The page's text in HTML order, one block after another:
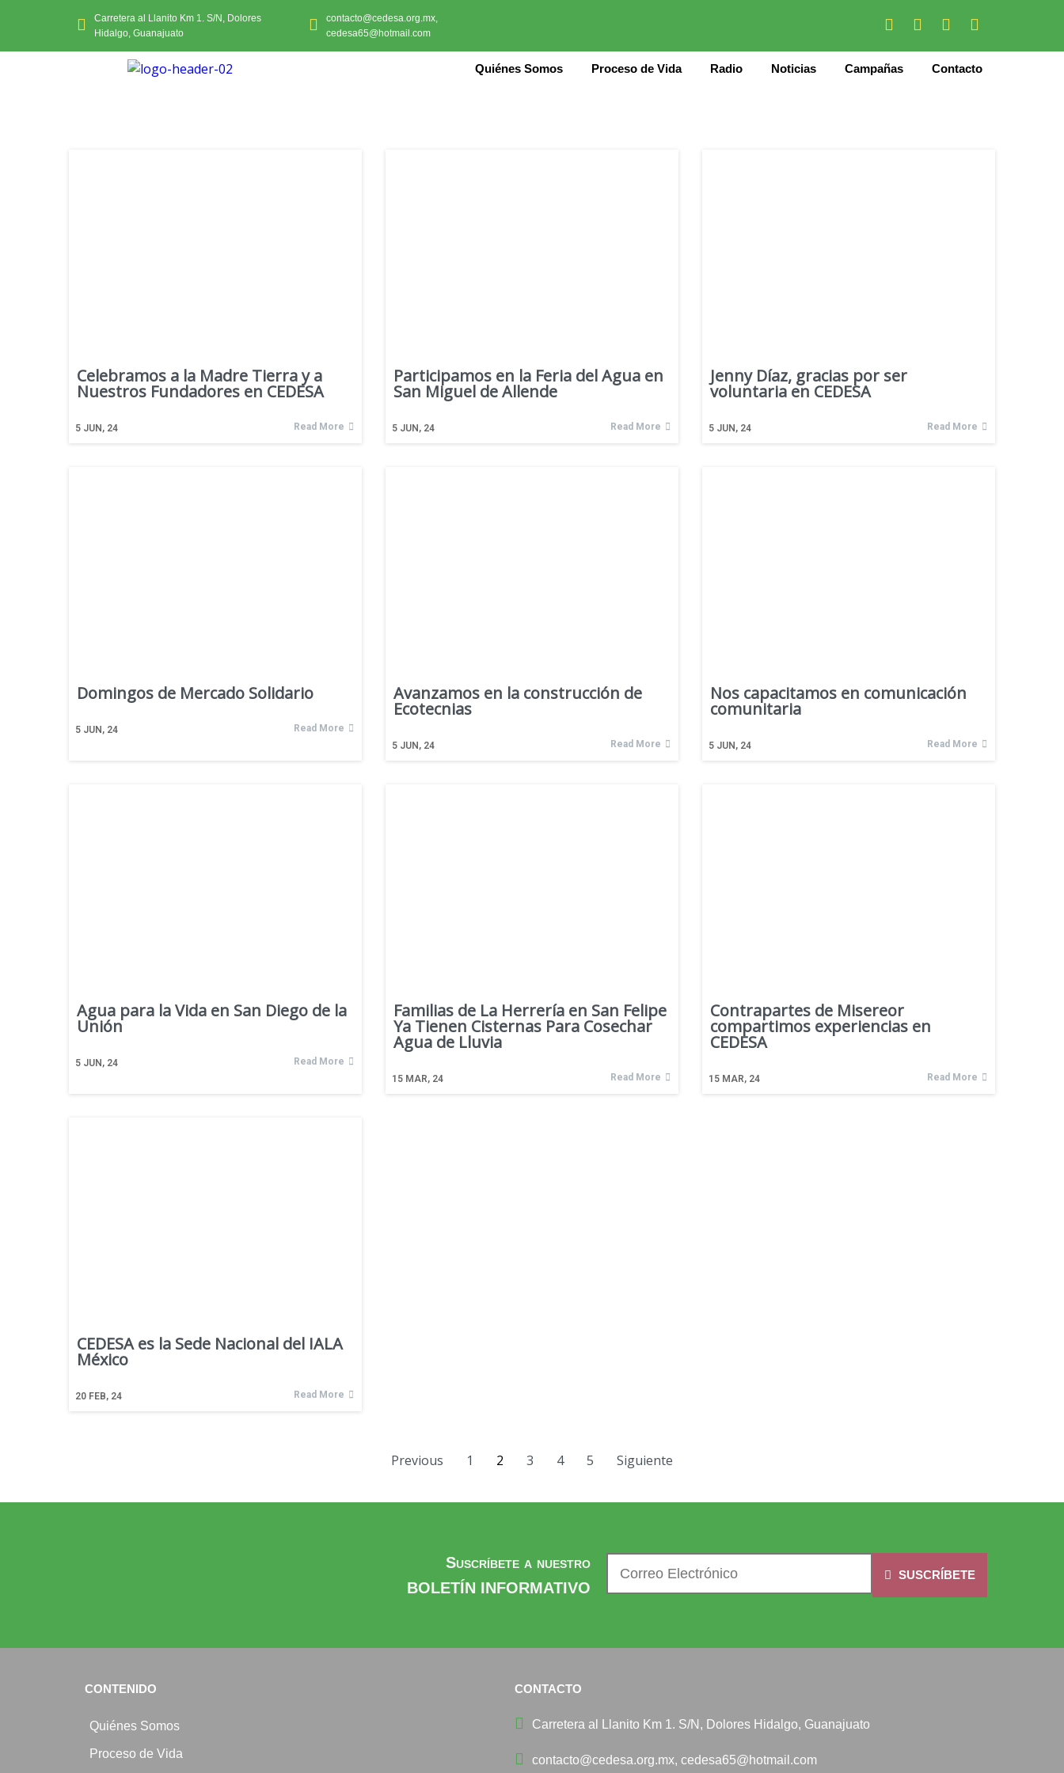
Carretera al Llanito Km 1. S/N, Dolores
Hidalgo, Guanajuato
contacto@cedesa.org.mx,
cedesa65@hotmail.com
Quiénes Somos Proceso de Vida Radio Noticias Campañas Contacto
Celebramos a la Madre Tierra y a
Nuestros Fundadores en CEDESA
5 JUN, 24 Read More
Participamos en la Feria del Agua en
San Miguel de Allende
5 JUN, 24 Read More
Jenny Díaz, gracias por ser
voluntaria en CEDESA
5 JUN, 24 Read More
Domingos de Mercado Solidario
5 JUN, 24 Read More
Avanzamos en la construcción de
Ecotecnias
5 JUN, 24 Read More
Nos capacitamos en comunicación
comunitaria
5 JUN, 24 Read More
Agua para la Vida en San Diego de la
Unión
5 JUN, 24 Read More
Familias de La Herrería en San Felipe
Ya Tienen Cisternas Para Cosechar
Agua de Lluvia
15 MAR, 24 Read More
Contrapartes de Misereor
compartimos experiencias en
CEDESA
15 MAR, 24 Read More
CEDESA es la Sede Nacional del IALA
México
20 FEB, 24 Read More
Previous 1 2 3 4 5 Siguiente
Suscríbete a nuestro
BOLETÍN INFORMATIVO
SUSCRÍBETE
CONTENIDO
Quiénes Somos
Proceso de Vida
CONTACTO
Carretera al Llanito Km 1. S/N, Dolores Hidalgo, Guanajuato
contacto@cedesa.org.mx, cedesa65@hotmail.com